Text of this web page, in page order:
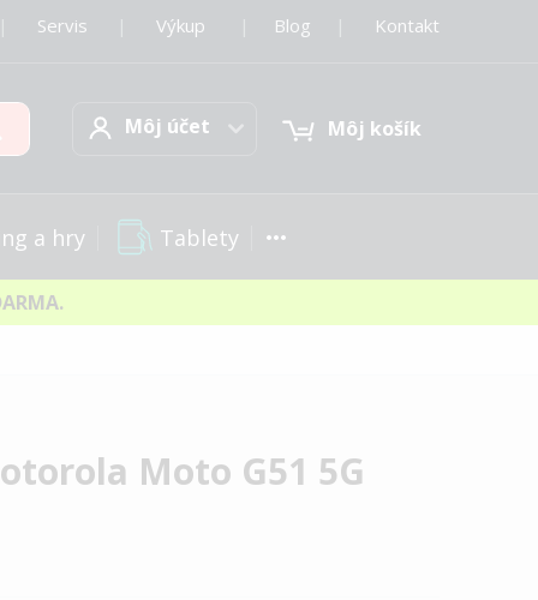
Servis Výkup Blog Kontakt
Môj účetMôj účet Môj košík
a hry Tablety
Moto G51 5G